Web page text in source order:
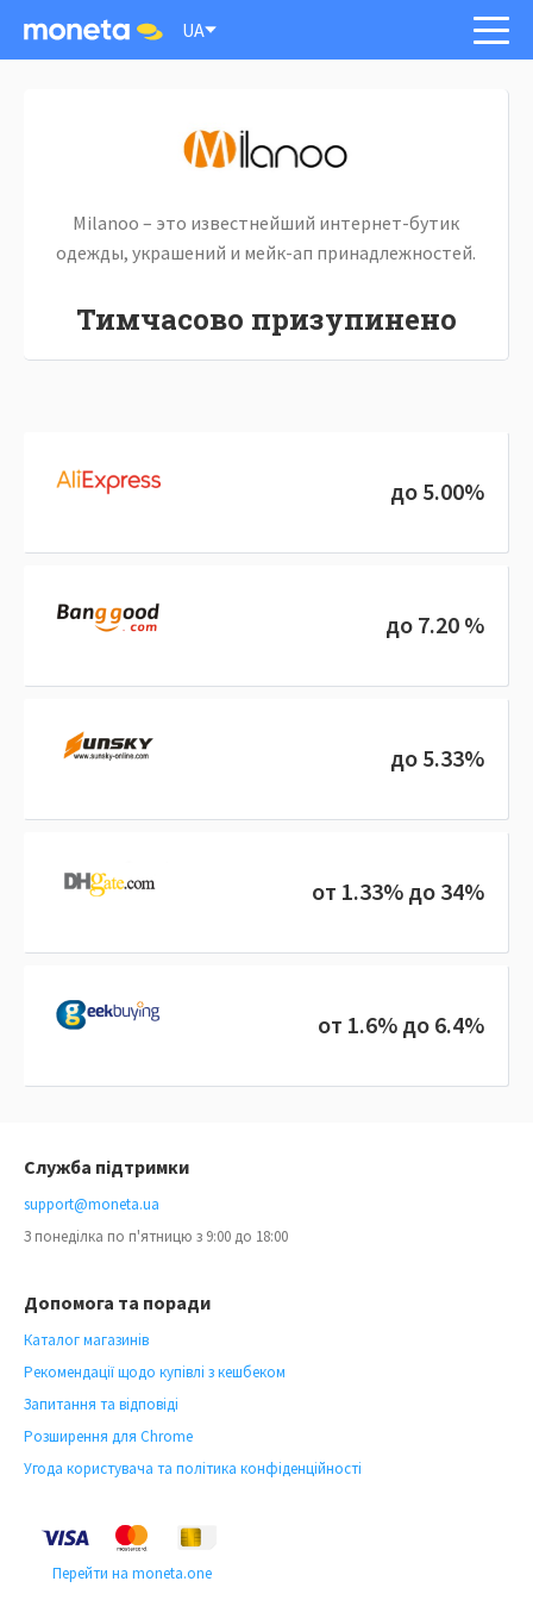
UA
Milanoo – это известнейший интернет-бутик
одежды, украшений и мейк-ап принадлежностей.
Тимчасово призупинено
до 5.00%
до 7.20 %
до 5.33%
от 1.33% до 34%
от 1.6% до 6.4%
Допомога та поради
Каталог магазинів
Рекомендації щодо купівлі з кешбеком
Запитання та відповіді
Розширення для Chrome
Угода користувача та політика конфіденційності
Служба підтримки
support@moneta.ua
З понеділка по п'ятницю з 9:00 до 18:00
Перейти на moneta.one